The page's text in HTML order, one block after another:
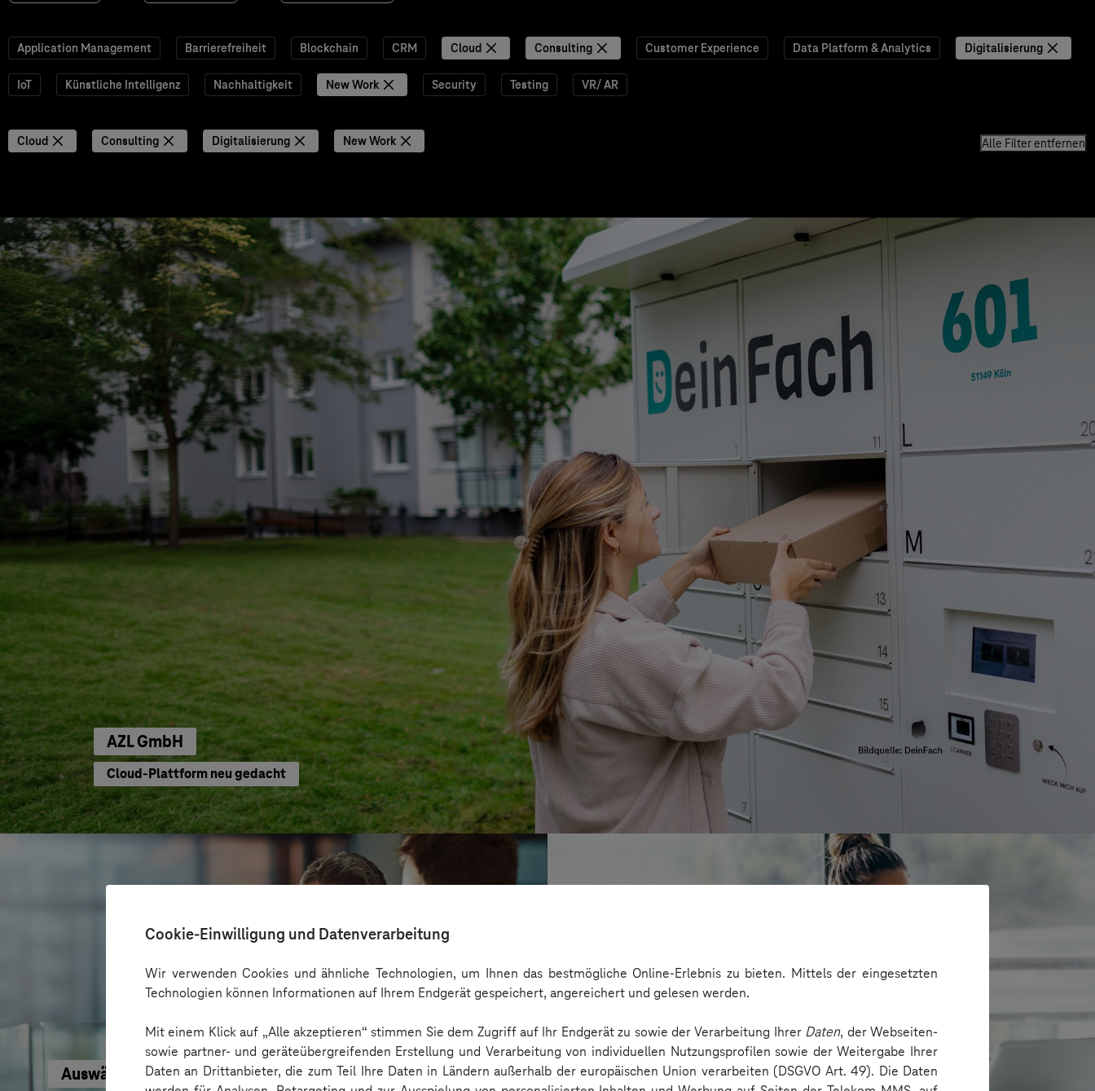
Cookie-Einwilligung und Datenverarbeitung
Wir verwenden Cookies und ähnliche Technologien, um Ihnen das bestmögliche Online-Erlebnis zu bieten. Mittels der eingesetzten
Technologien können Informationen auf Ihrem Endgerät gespeichert, angereichert und gelesen werden.
Mit einem Klick auf „Alle akzeptieren“ stimmen Sie dem Zugriff auf Ihr Endgerät zu sowie der Verarbeitung Ihrer Daten, der Webseiten-
sowie partner- und geräteübergreifenden Erstellung und Verarbeitung von individuellen Nutzungsprofilen sowie der Weitergabe Ihrer
Daten an Drittanbieter, die zum Teil Ihre Daten in Ländern außerhalb der europäischen Union verarbeiten (DSGVO Art. 49). Die Daten
Application Management Barrierefreiheit Blockchain CRM Cloud Consulting Customer Experience Data Platform & Analytics Digitalisierung
IoT Künstliche Intelligenz Nachhaltigkeit New Work Security Testing VR/ AR
Cloud Consulting Digitalisierung New Work Alle Filter entfernen
AZL GmbH
Cloud-Plattform neu gedacht
Auswärtiges Amt BARMER